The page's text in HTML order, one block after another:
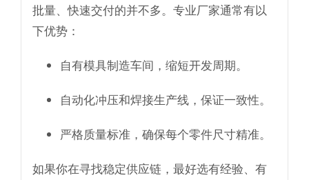
批量、快速交付的并不多。专业厂家通常有以
下优势：
自有模具制造车间，缩短开发周期。
自动化冲压和焊接生产线，保证一致性。
严格质量标准，确保每个零件尺寸精准。
如果你在寻找稳定供应链，最好选有经验、有